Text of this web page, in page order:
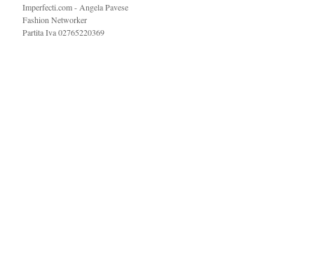
Imperfecti.com - Angela Pavese
Fashion Networker
Partita Iva 02765220369